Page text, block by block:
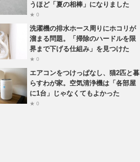
うほど「夏の相棒」になりました
★ 0
洗濯機の排水ホース周りにホコリが
溜まる問題。「掃除のハードルを限
界まで下げる仕組み」を見つけた
★ 0
エアコンをつけっぱなし、猫2匹と暮
らすわが家。空気清浄機は「各部屋
に1台」じゃなくてもよかった
★ 0